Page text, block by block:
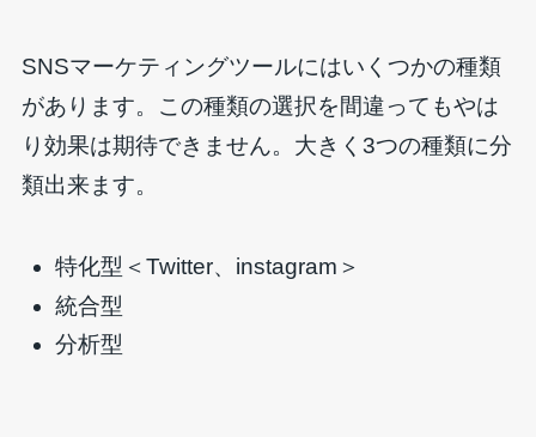
SNSマーケティングツールにはいくつかの種類
があります。この種類の選択を間違ってもやは
り効果は期待できません。大きく3つの種類に分
類出来ます。
特化型＜Twitter、instagram＞
統合型
分析型